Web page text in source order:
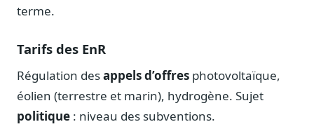
terme.
Tarifs des EnR
Régulation desappels d’offres photovoltaïque,
éolien (terrestre et marin), hydrogène. Sujet
politique : niveau des subventions.